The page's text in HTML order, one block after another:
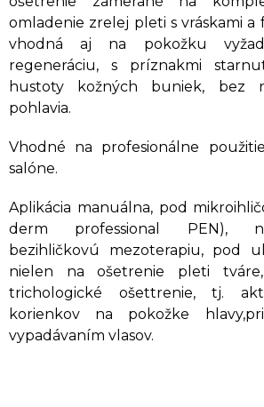
omladenie zrelej pleti s vráskami
vhodná aj na pokožku
regeneráciu, s príznakmi
hustoty kožných buniek, bez
pohlavia.
Vhodné na profesionálne
salóne.
Aplikácia manuálna, pod
derm professional PEN),
bezihličkovú mezoterapiu, pod
nielen na ošetrenie pleti
trichologické ošettrenie, tj.
korienkov na pokožke
vypadávaním vlasov.